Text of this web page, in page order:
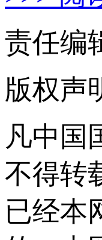
责任编
版权声
凡中国
不得转
已经本